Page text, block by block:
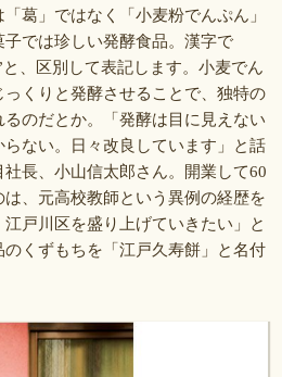
葛」ではなく「小麦粉でんぷん」
では珍しい発酵食品。漢字で
、区別して表記します。小麦でん
くりと発酵させることで、独特の
のだとか。「発酵は目に見えない
ない。日々改良しています」と話
長、小山信太郎さん。開業して60
、元高校教師という異例の経歴を
戸川区を盛り上げていきたい」と
くずもちを「江戸久寿餅」と名付